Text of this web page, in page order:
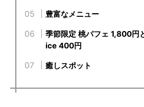
豊富なメニュー
季節限定 桃パフェ 1,800円
ice 400円
癒しスポット